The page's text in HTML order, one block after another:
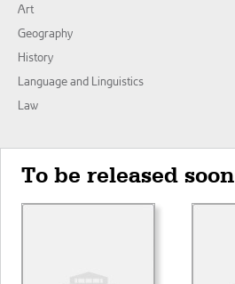
Art
Geography
History
Language and Linguistics
Law
To be released soon